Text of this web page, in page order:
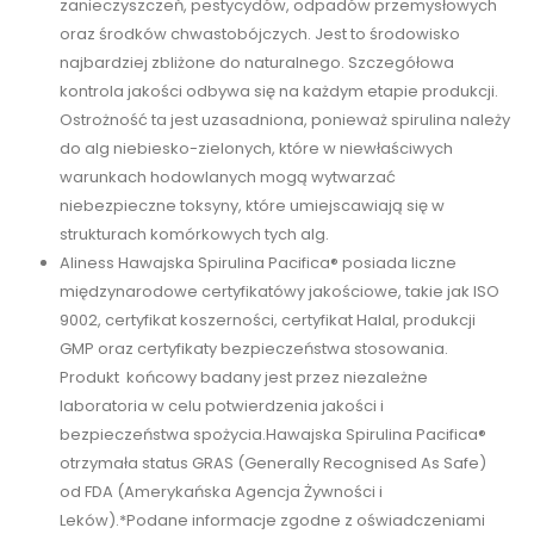
zanieczyszczeń, pestycydów, odpadów przemysłowych
oraz środków chwastobójczych. Jest to środowisko
najbardziej zbliżone do naturalnego. Szczegółowa
kontrola jakości odbywa się na każdym etapie produkcji.
Ostrożność ta jest uzasadniona, ponieważ spirulina należy
do alg niebiesko-zielonych, które w niewłaściwych
warunkach hodowlanych mogą wytwarzać
niebezpieczne toksyny, które umiejscawiają się w
strukturach komórkowych tych alg.
Aliness Hawajska Spirulina Pacifica® posiada liczne
międzynarodowe certyfikatówy jakościowe, takie jak ISO
9002, certyfikat koszerności, certyfikat Halal, produkcji
GMP oraz certyfikaty bezpieczeństwa stosowania.
Produkt końcowy badany jest przez niezależne
laboratoria w celu potwierdzenia jakości i
bezpieczeństwa spożycia.Hawajska Spirulina Pacifica®
otrzymała status GRAS (Generally Recognised As Safe)
od FDA (Amerykańska Agencja Żywności i
Leków).*Podane informacje zgodne z oświadczeniami